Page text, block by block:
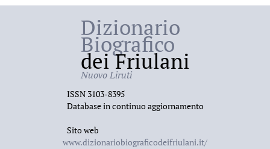
Dizionario
Biografico
dei Friulani
Nuovo Liruti
ISSN 3103-8395
Database in continuo aggiornamento
Sito web
www.dizionariobiograficodeifriulani.it/